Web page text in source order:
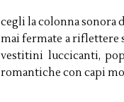
cegli la colonna sonora
mai fermate a riflettere
vestitini luccicanti,
romantiche con capi